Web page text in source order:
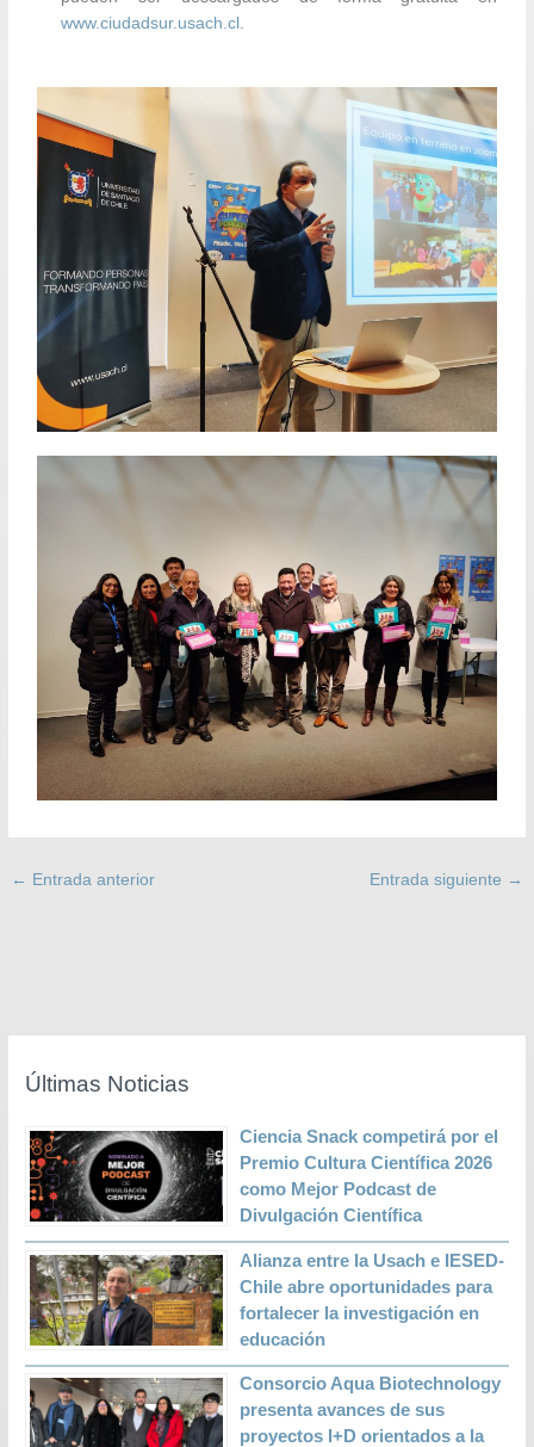
www.ciudadsur.usach.cl
← Entrada anterior Entrada siguiente →
Últimas Noticias
Ciencia Snack competirá por el
Premio Cultura Científica 2026
como Mejor Podcast de
Divulgación Científica
Alianza entre la Usach e IESED-
Chile abre oportunidades para
fortalecer la investigación en
educación
Consorcio Aqua Biotechnology
presenta avances de sus
proyectos I+D orientados a la